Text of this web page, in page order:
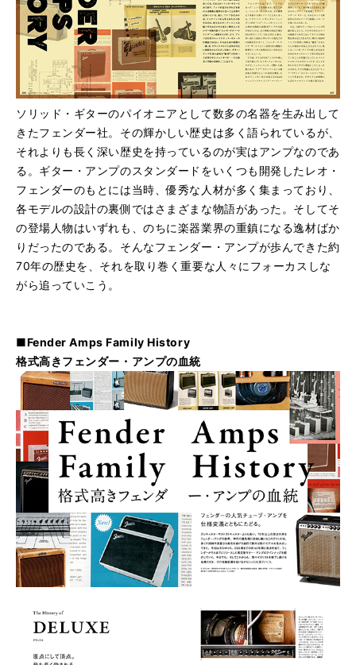
ソリッド・ギターのパイオニアとして数多の名器を生み出して
きたフェンダー社。その輝かしい歴史は多く語られているが、
それよりも長く深い歴史を持っているのが実はアンプなのであ
る。ギター・アンプのスタンダードをいくつも開発したレオ・
フェンダーのもとには当時、優秀な人材が多く集まっており、
各モデルの設計の裏側ではさまざまな物語があった。そしてそ
の登場人物はいずれも、のちに楽器業界の重鎮になる逸材ばか
りだったのである。そんなフェンダー・アンプが歩んできた約
70年の歴史を、それを取り巻く重要な人々にフォーカスしな
がら追っていこう。
■Fender Amps Family History
格式高きフェンダー・アンプの血統